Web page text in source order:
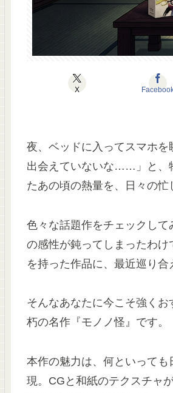
X
夜、ベッドに入ってスマホ
出会えていないな……」と、
たあの頃の熱量を、日々の忙
色々な話題作をチェックし
の感性が鈍ってしまったわけ
を持った作品に、最近巡り合
そんなあなたに今こそ強く
朽の名作『モノノ怪』です。
本作の魅力は、何といって
現。CGと和紙のテクスチャ